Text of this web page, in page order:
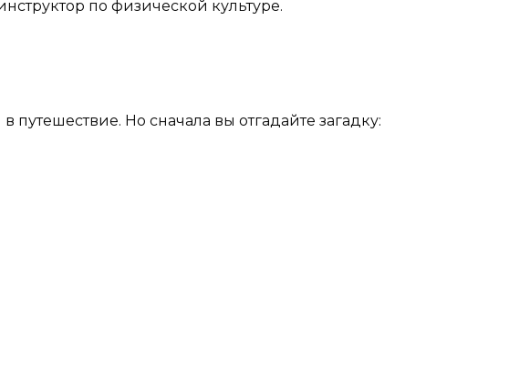
по физической культуре.
путешествие. Но сначала вы отгадайте загадку: